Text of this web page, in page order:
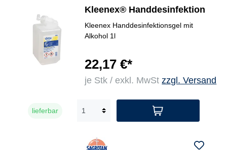
Kleenex® Handdesinfektion
Kleenex Handdesinfektionsgel mit
Alkohol 1l
22,17 €*
je Stk / exkl. MwStzzgl. Versand
lieferbar